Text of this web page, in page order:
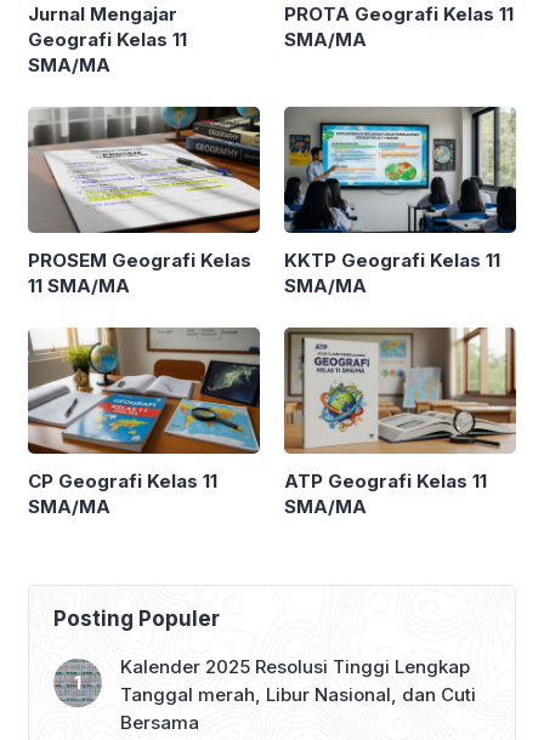
Jurnal Mengajar
Geografi Kelas 11
SMA/MA
PROTA Geografi Kelas 11
SMA/MA
PROSEM Geografi Kelas
11 SMA/MA
KKTP Geografi Kelas 11
SMA/MA
CP Geografi Kelas 11
SMA/MA
ATP Geografi Kelas 11
SMA/MA
Posting Populer
Kalender 2025 Resolusi Tinggi Lengkap
Tanggal merah, Libur Nasional, dan Cuti
Bersama